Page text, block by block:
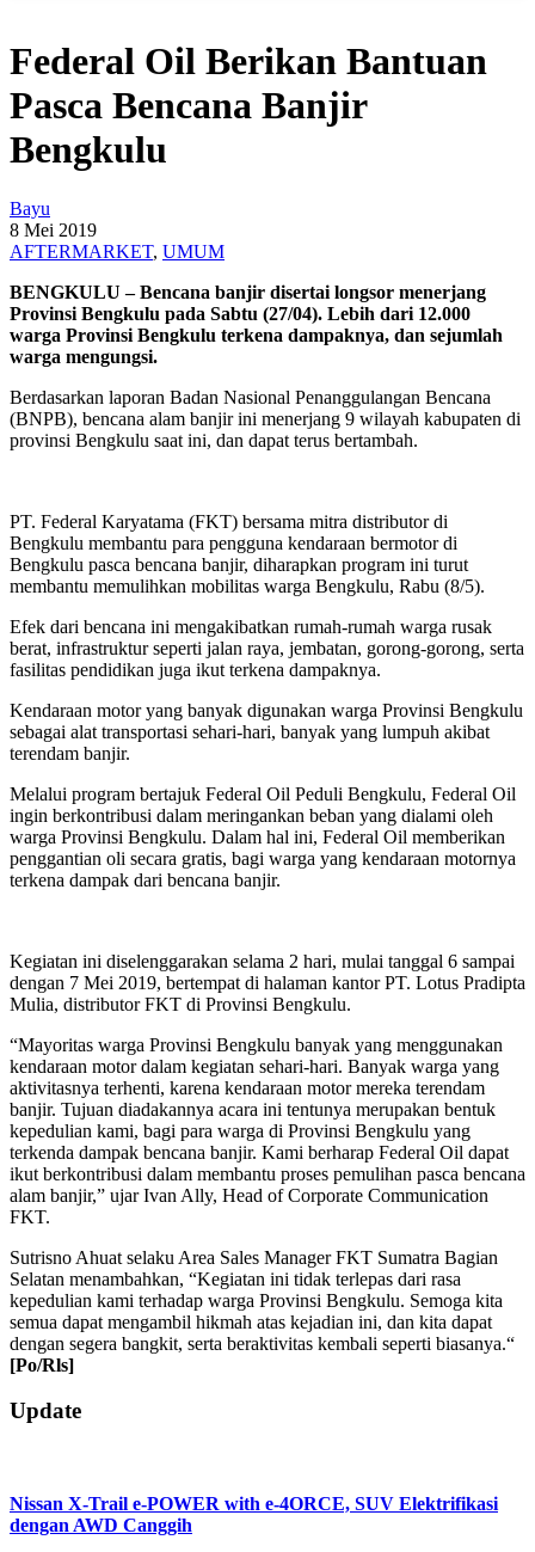
Federal Oil Berikan Bantuan
Pasca Bencana Banjir
Bengkulu
Bayu
8 Mei 2019
AFTERMARKET, UMUM
BENGKULU – Bencana banjir disertai longsor menerjang
Provinsi Bengkulu pada Sabtu (27/04). Lebih dari 12.000
warga Provinsi Bengkulu terkena dampaknya, dan sejumlah
warga mengungsi.
Berdasarkan laporan Badan Nasional Penanggulangan Bencana
(BNPB), bencana alam banjir ini menerjang 9 wilayah kabupaten di
provinsi Bengkulu saat ini, dan dapat terus bertambah.
PT. Federal Karyatama (FKT) bersama mitra distributor di
Bengkulu membantu para pengguna kendaraan bermotor di
Bengkulu pasca bencana banjir, diharapkan program ini turut
membantu memulihkan mobilitas warga Bengkulu, Rabu (8/5).
Efek dari bencana ini mengakibatkan rumah-rumah warga rusak
berat, infrastruktur seperti jalan raya, jembatan, gorong-gorong, serta
fasilitas pendidikan juga ikut terkena dampaknya.
Kendaraan motor yang banyak digunakan warga Provinsi Bengkulu
sebagai alat transportasi sehari-hari, banyak yang lumpuh akibat
terendam banjir.
Melalui program bertajuk Federal Oil Peduli Bengkulu, Federal Oil
ingin berkontribusi dalam meringankan beban yang dialami oleh
warga Provinsi Bengkulu. Dalam hal ini, Federal Oil memberikan
penggantian oli secara gratis, bagi warga yang kendaraan motornya
terkena dampak dari bencana banjir.
Kegiatan ini diselenggarakan selama 2 hari, mulai tanggal 6 sampai
dengan 7 Mei 2019, bertempat di halaman kantor PT. Lotus Pradipta
Mulia, distributor FKT di Provinsi Bengkulu.
“Mayoritas warga Provinsi Bengkulu banyak yang menggunakan
kendaraan motor dalam kegiatan sehari-hari. Banyak warga yang
aktivitasnya terhenti, karena kendaraan motor mereka terendam
banjir. Tujuan diadakannya acara ini tentunya merupakan bentuk
kepedulian kami, bagi para warga di Provinsi Bengkulu yang
terkenda dampak bencana banjir. Kami berharap Federal Oil dapat
ikut berkontribusi dalam membantu proses pemulihan pasca bencana
alam banjir,” ujar Ivan Ally, Head of Corporate Communication
FKT.
Sutrisno Ahuat selaku Area Sales Manager FKT Sumatra Bagian
Selatan menambahkan, “Kegiatan ini tidak terlepas dari rasa
kepedulian kami terhadap warga Provinsi Bengkulu. Semoga kita
semua dapat mengambil hikmah atas kejadian ini, dan kita dapat
dengan segera bangkit, serta beraktivitas kembali seperti biasanya.“
[Po/Rls]
2019-
05-
Update
Nissan X-Trail e-POWER with e-4ORCE, SUV Elektrifikasi
dengan AWD Canggih